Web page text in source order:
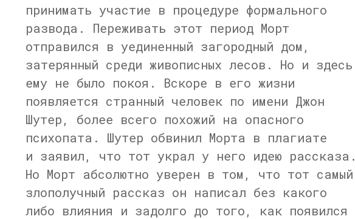
принимать участие в процедуре формального
развода. Переживать этот период Морт
отправился в уединенный загородный дом,
затерянный среди живописных лесов. Но и здесь
ему не было покоя. Вскоре в его жизни
появляется странный человек по имени Джон
Шутер, более всего похожий на опасного
психопата. Шутер обвинил Морта в плагиате
и заявил, что тот украл у него идею рассказа.
Но Морт абсолютно уверен в том, что тот самый
злополучный рассказ он написал без какого
либо влияния и задолго до того, как появился